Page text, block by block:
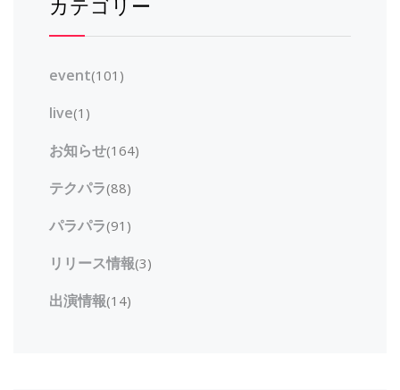
カテゴリー
event(101)
live(1)
お知らせ(164)
テクパラ(88)
パラパラ(91)
リリース情報(3)
出演情報(14)